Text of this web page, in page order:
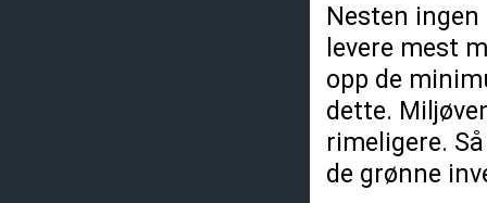
Nesten
levere mest
opp de
dette.
rimeligere.
de grønne